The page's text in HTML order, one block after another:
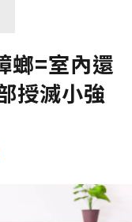
螂=室內還
授滅小強